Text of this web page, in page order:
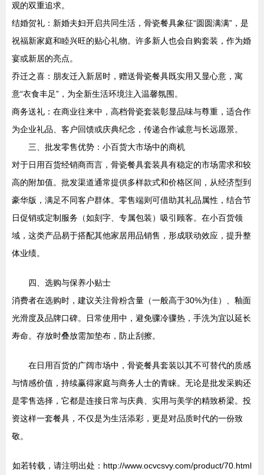
观的双重追求。
结婚贺礼：新婚夫妇开启共同生活，骨瓷餐具象征“圆圆满满”，是
祝福新家庭和睦兴旺的贴心礼物。许多新人也会自购套装，作为婚
宴或新居的亮点。
乔迁之喜：朋友迁入新居时，赠送骨瓷餐具既实用又显心意，寓
意“衣食丰足”，为全新生活环境注入温馨氛围。
商务送礼：在商业往来中，高档骨瓷套装彰显品味与尊重，适合作
为企业礼品、客户回馈或庆典纪念，传递合作诚意与长远愿景。
三、批发零售优势：小百货大市场中的商机
对于日用百货经销商而言，骨瓷餐具套装具有稳定的市场需求和较
高的附加值。批发渠道通常提供多样款式和价格区间，从经济型到
豪华版，满足不同客户群体。零售端则可借助其礼品属性，结合节
日促销或定制服务（如刻字、专属包装）吸引顾客。在小百货领
域，这类产品易于搭配其他家居用品销售，形成联动效应，提升整
体业绩。
四、选购与保养小贴士
消费者在选购时，建议关注骨粉含量（一般高于30%为佳）、釉面
光滑度及品牌口碑。日常使用中，避免骤冷骤热，手洗为宜以延长
寿命。存放时叠放需加垫布，防止刮擦。
在日用百货的广阔市场中，骨瓷餐具套装以其不可替代的质感
与情感价值，持续赢得家庭与商务人士的青睐。无论是批发采购还
是零售选择，它都是连接日常与庆典、实用与美学的精致桥梁。投
资这样一套餐具，不仅是为生活添彩，更是对品质时代的一份致
敬。
如若转载，请注明出处：http://www.ocvcsvy.com/product/70.html